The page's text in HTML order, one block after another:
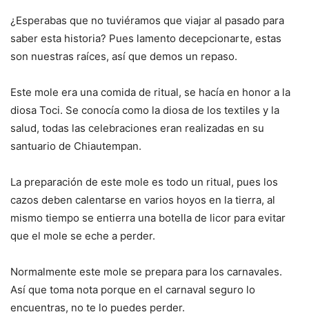
¿Esperabas que no tuviéramos que viajar al pasado para
saber esta historia? Pues lamento decepcionarte, estas
son nuestras raíces, así que demos un repaso.
Este mole era una comida de ritual, se hacía en honor a la
diosa Toci. Se conocía como la diosa de los textiles y la
salud, todas las celebraciones eran realizadas en su
santuario de Chiautempan.
La preparación de este mole es todo un ritual, pues los
cazos deben calentarse en varios hoyos en la tierra, al
mismo tiempo se entierra una botella de licor para evitar
que el mole se eche a perder.
Normalmente este mole se prepara para los carnavales.
Así que toma nota porque en el carnaval seguro lo
encuentras, no te lo puedes perder.